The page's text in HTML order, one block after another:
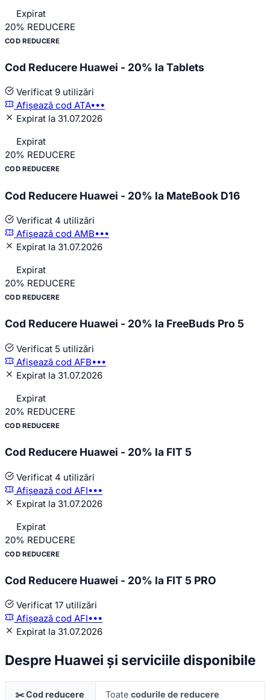
Expirat
20% REDUCERE
COD REDUCERE
Cod Reducere Huawei - 20% la Tablets
Verificat 9 utilizări
Afișează cod ATA•••
Expirat la 31.07.2026
Expirat
20% REDUCERE
COD REDUCERE
Cod Reducere Huawei - 20% la MateBook D16
Verificat 4 utilizări
Afișează cod AMB•••
Expirat la 31.07.2026
Expirat
20% REDUCERE
COD REDUCERE
Cod Reducere Huawei - 20% la FreeBuds Pro 5
Verificat 5 utilizări
Afișează cod AFB•••
Expirat la 31.07.2026
Expirat
20% REDUCERE
COD REDUCERE
Cod Reducere Huawei - 20% la FIT 5
Verificat 4 utilizări
Afișează cod AFI•••
Expirat la 31.07.2026
Expirat
20% REDUCERE
COD REDUCERE
Cod Reducere Huawei - 20% la FIT 5 PRO
Verificat 17 utilizări
Afișează cod AFI•••
Expirat la 31.07.2026
Despre Huawei și serviciile disponibile
✂️ Cod reducere
Toate codurile de reducere